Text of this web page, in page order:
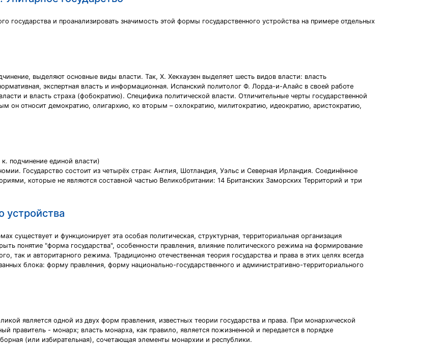
государства и проанализировать значимость этой формы государственного устройства на примере отдельных
выделяют основные виды власти. Так, Х. Хекхаузен выделяет шесть видов власти: власть
экспертная власть и информационная. Испанский политолог Ф. Лорда-и-Алайс в своей работе
и власть страха (фобократию). Специфика политической власти. Отличительные черты государственной
он относит демократию, олигархию, ко вторым – охлократию, милитократию, идеократию, аристократию,
подчинение единой власти)
Государство состоит из четырёх стран: Англия, Шотландия, Уэльс и Северная Ирландия. Соединённое
которые не являются составной частью Великобритании: 14 Британских Заморских Территорий и три
устройства
существует и функционирует эта особая политическая, структурная, территориальная организация
понятие "форма государства", особенности правления, влияние политического режима на формирование
так и авторитарного режима. Традиционно отечественная теория государства и права в этих целях всегда
блока: форму правления, форму национально-государственного и административно-территориального
является одной из двух форм правления, известных теории государства и права. При монархической
правитель - монарх; власть монарха, как правило, является пожизненной и передается в порядке
(или избирательная), сочетающая элементы монархии и республики.